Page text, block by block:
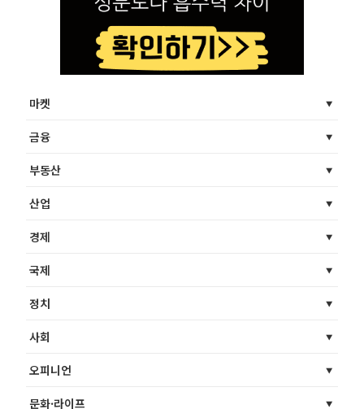
마켓
금융
부동산
산업
경제
국제
정치
사회
오피니언
문화·라이프